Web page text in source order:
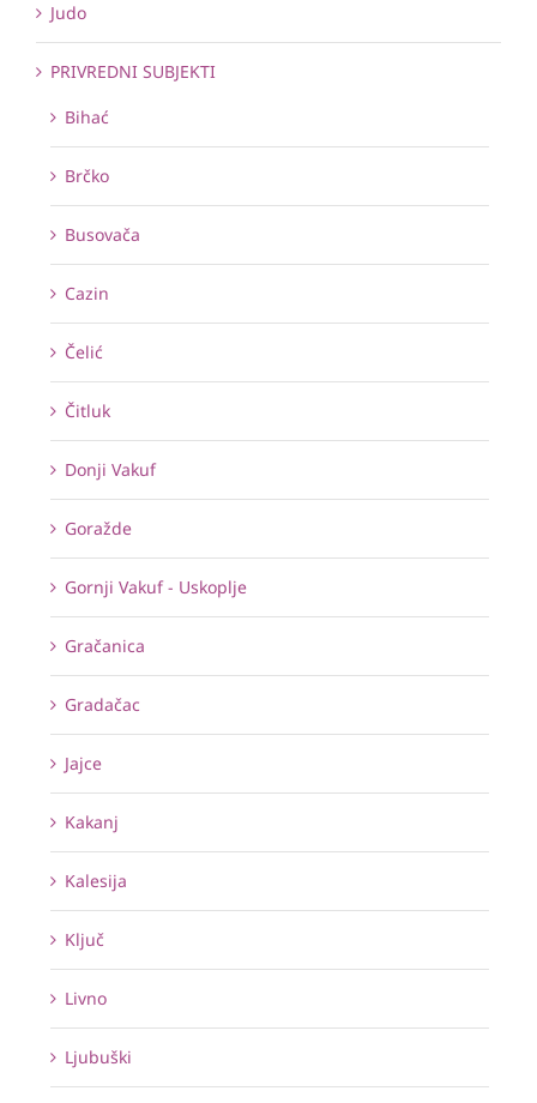
Judo
PRIVREDNI SUBJEKTI
Bihać
Brčko
Busovača
Cazin
Čelić
Čitluk
Donji Vakuf
Goražde
Gornji Vakuf - Uskoplje
Gračanica
Gradačac
Jajce
Kakanj
Kalesija
Ključ
Livno
Ljubuški